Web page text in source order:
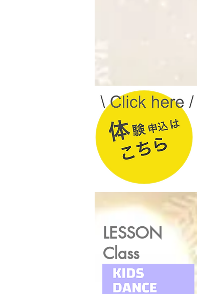
LESSON
Class